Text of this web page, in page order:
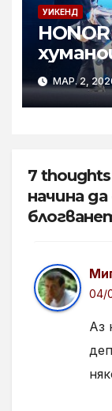
УИКЕНД
2026
МАР. 2,
7
начина
04/
Аз